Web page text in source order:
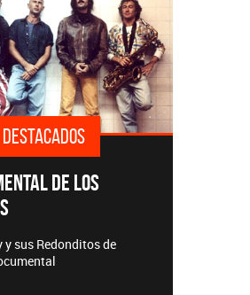
DESTACADOS
DE LOS
y sus Redonditos de